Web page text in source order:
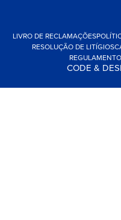
LIVRO DE RECLAMAÇÕES
RESOLUÇÃO DE LITÍGIOS
CODE &